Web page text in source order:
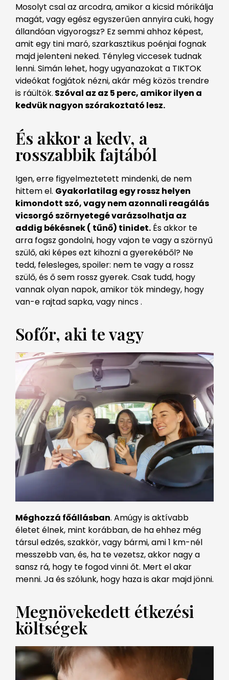
Mosolyt csal az arcodra, amikor a kicsid mórikálja
magát, vagy egész egyszerűen annyira cuki, hogy
állandóan vigyorogsz? Ez semmi ahhoz képest,
amit egy tini maró, szarkasztikus poénjai fognak
majd jelenteni neked. Tényleg viccesek tudnak
lenni. Simán lehet, hogy ugyanazokat a TIKTOK
videókat fogjátok nézni, akár még közös trendre
is ráültök. Szóval az az 5 perc, amikor ilyen a
kedvük nagyon szórakoztató lesz.
És akkor a kedv, a
rosszabbik fajtából
Igen, erre figyelmeztetett mindenki, de nem
hittem el. Gyakorlatilag egy rossz helyen
kimondott szó, vagy nem azonnali reagálás
vicsorgó szörnyetegé varázsolhatja az
addig békésnek ( tűnő) tinidet. És akkor te
arra fogsz gondolni, hogy vajon te vagy a szörnyű
szülő, aki képes ezt kihozni a gyerekéből? Ne
tedd, felesleges, spoiler: nem te vagy a rossz
szülő, és ő sem rossz gyerek. Csak tudd, hogy
vannak olyan napok, amikor tök mindegy, hogy
van-e rajtad sapka, vagy nincs .
Sofőr, aki te vagy
Méghozzá főállásban. Amúgy is aktívabb
életet élnek, mint korábban, de ha ehhez még
társul edzés, szakkör, vagy bármi, ami 1 km-nél
messzebb van, és, ha te vezetsz, akkor nagy a
sansz rá, hogy te fogod vinni őt. Mert el akar
menni. Ja és szólunk, hogy haza is akar majd jönni.
Megnövekedett étkezési
költségek